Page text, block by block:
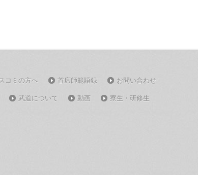
コミの方へ 首席師範語録 お問い合わせ
武道について 動画 寮生・研修生